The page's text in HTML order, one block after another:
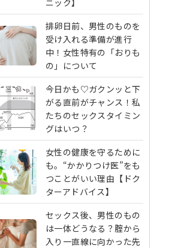
ニック】
排卵日前、男性のものを
受け入れる準備が進行
中！女性特有の「おりも
の」について
今日かも♡ガクンッと下
がる直前がチャンス！私
たちのセックスタイミン
グはいつ？
女性の健康を守るために
も。“かかりつけ医”をも
つことがいい理由【ドク
ターアドバイス】
セックス後、男性のもの
は一体どうなる？腟から
入り一直線に向かった先